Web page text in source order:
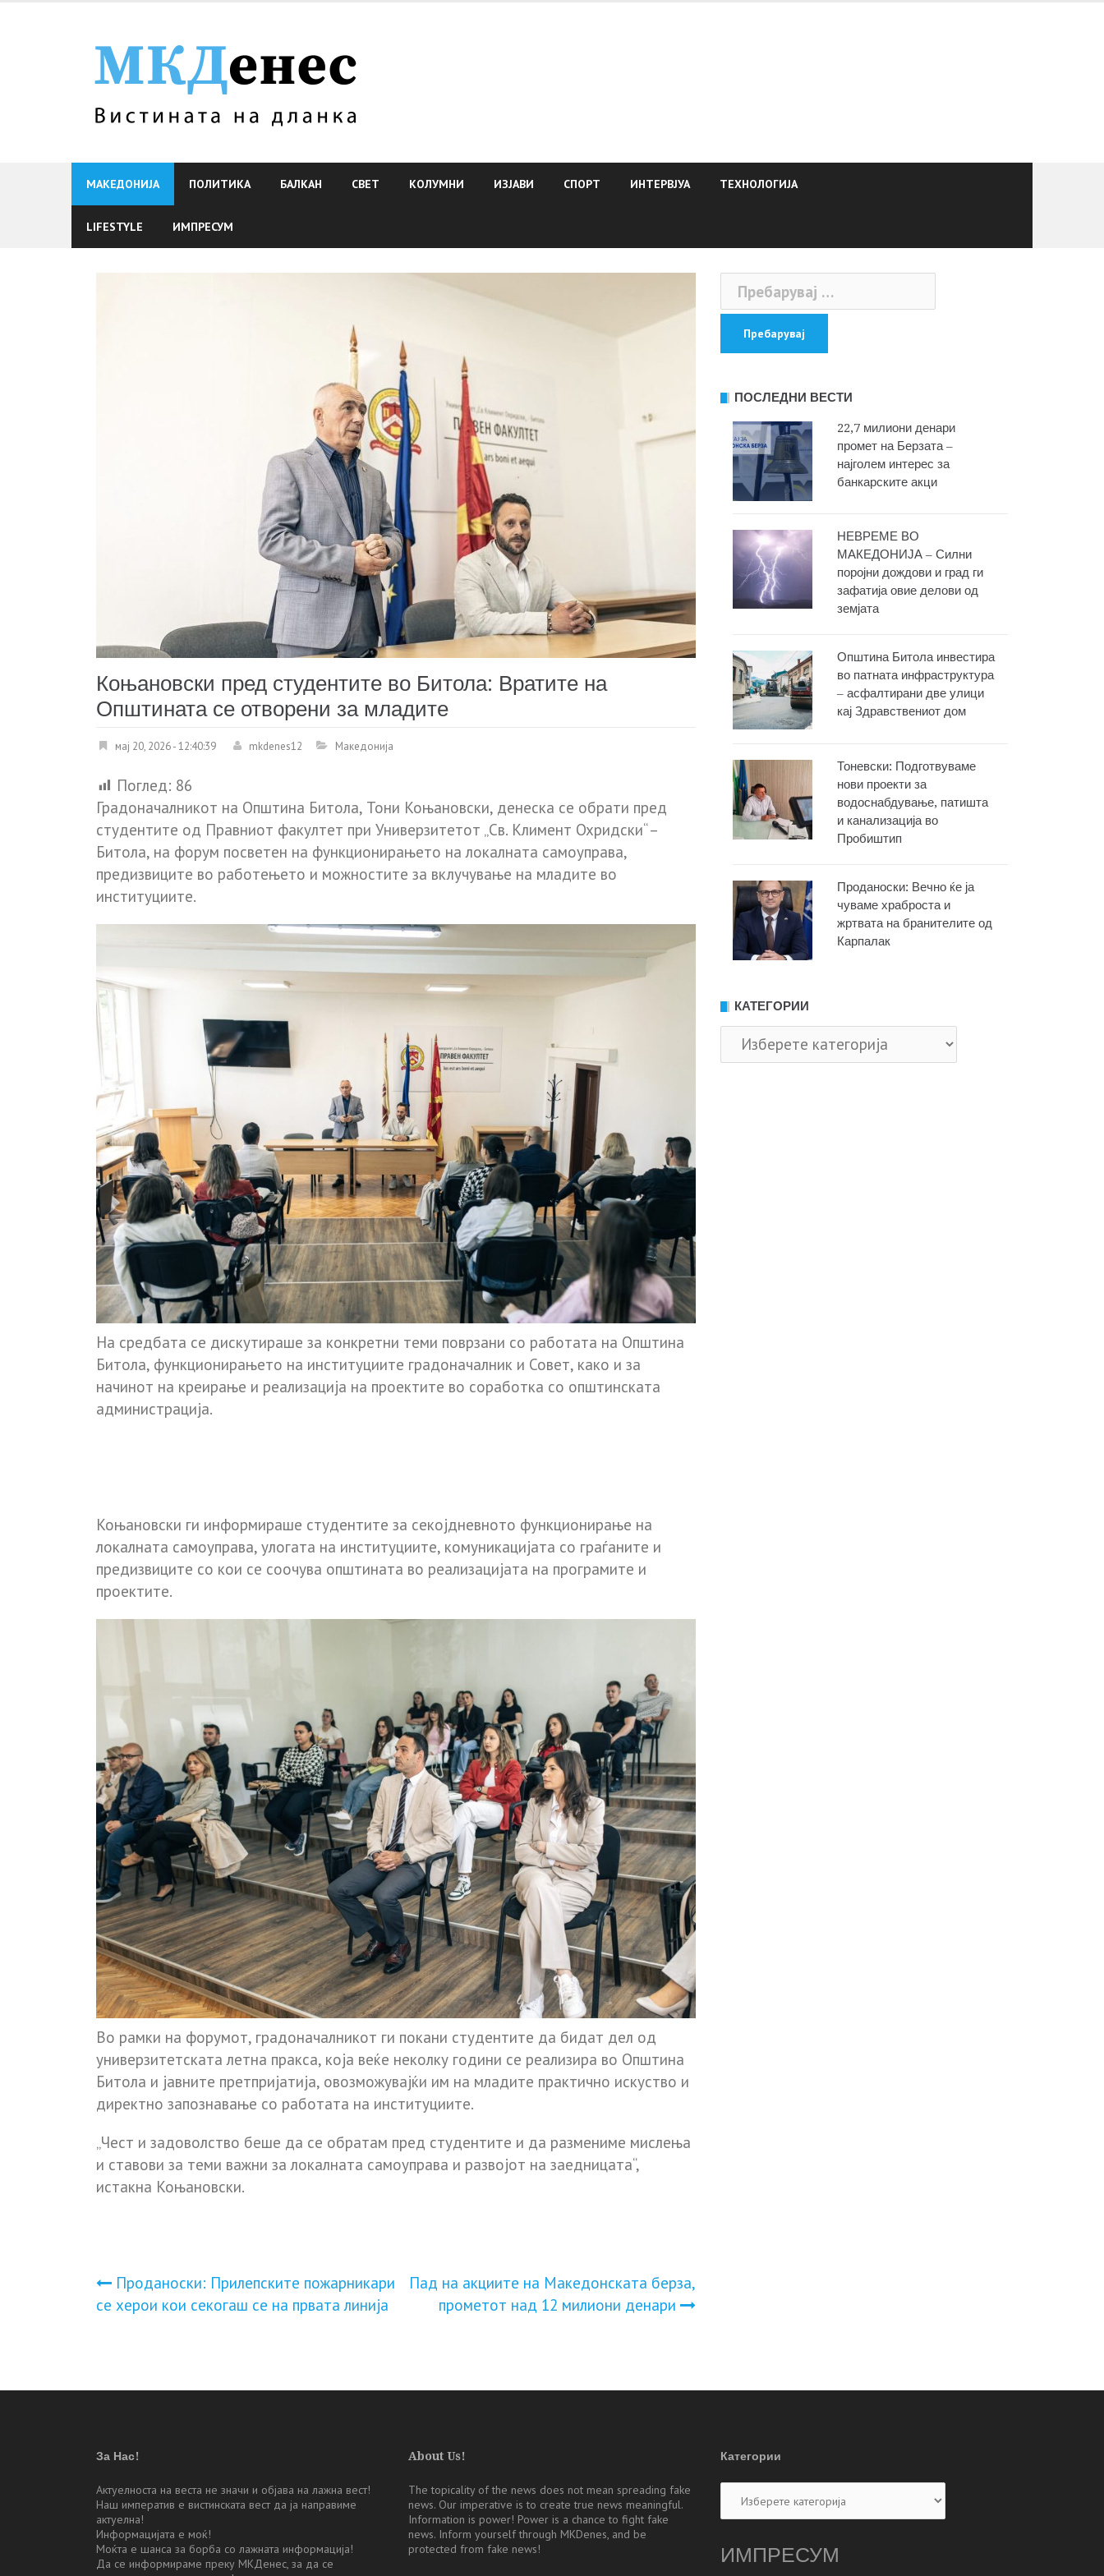
МАКЕДОНИЈА ПОЛИТИКА БАЛКАН СВЕТ КОЛУМНИ ИЗЈАВИ СПОРТ ИНТЕРВЈУА ТЕХНОЛОГИЈА
LIFESTYLE ИМПРЕСУМ
Коњановски пред студентите во Битола: Вратите на
Општината се отворени за младите
мај 20, 2026 - 12:40:39 mkdenes12 Македонија
Поглед: 86
Градоначалникот на Општина Битола, Тони Коњановски, денеска се обрати пред
студентите од Правниот факултет при Универзитетот „Св. Климент Охридски“ –
Битола, на форум посветен на функционирањето на локалната самоуправа,
предизвиците во работењето и можностите за вклучување на младите во
институциите.
На средбата се дискутираше за конкретни теми поврзани со работата на Општина
Битола, функционирањето на институциите градоначалник и Совет, како и за
начинот на креирање и реализација на проектите во соработка со општинската
администрација.
Коњановски ги информираше студентите за секојдневното функционирање на
локалната самоуправа, улогата на институциите, комуникацијата со граѓаните и
предизвиците со кои се соочува општината во реализацијата на програмите и
проектите.
Во рамки на форумот, градоначалникот ги покани студентите да бидат дел од
универзитетската летна пракса, која веќе неколку години се реализира во Општина
Битола и јавните претпријатија, овозможувајќи им на младите практично искуство и
директно запознавање со работата на институциите.
„Чест и задоволство беше да се обратам пред студентите и да размениме мислења
и ставови за теми важни за локалната самоуправа и развојот на заедницата“,
истакна Коњановски.
Навигација
Проданоски: Прилепските пожарникари
се херои кои секогаш се на првата линија
Пад на акциите на Македонската берза,
прометот над 12 милиони денари
Пребарувај
за:
ПОСЛЕДНИ ВЕСТИ
22,7 милиони денари
промет на Берзата –
најголем интерес за
банкарските акци
НЕВРЕМЕ ВО
МАКЕДОНИЈА – Силни
поројни дождови и град ги
зафатија овие делови од
земјата
Општина Битола инвестира
во патната инфраструктура
– асфалтирани две улици
кај Здравствениот дом
Тоневски: Подготвуваме
нови проекти за
водоснабдување, патишта
и канализација во
Пробиштип
Проданоски: Вечно ќе ја
чуваме храброста и
жртвата на бранителите од
Карпалак
КАТЕГОРИИ
Категории
За Нас!
Актуелноста на веста не значи и објава на лажна вест!
Наш императив е вистинската вест да ја направиме
актуелна!
Информацијата е моќ!
Моќта е шанса за борба со лажната информација!
Да се информираме преку МКДенес, за да се
About Us!
The topicality of the news does not mean spreading fake
news. Our imperative is to create true news meaningful.
Information is power! Power is a chance to fight fake
news. Inform yourself through MKDenes, and be
protected from fake news!
Категории
ИМПРЕСУМ